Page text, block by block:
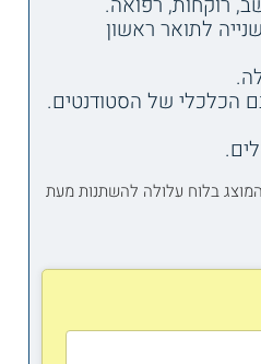
לתואר ראשון
הכלכלי של הסטודנטים.
בלוח עלולה להשתנות מעת